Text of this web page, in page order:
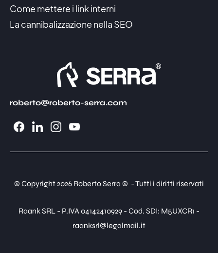
Come mettere i link interni
La cannibalizzazione nella SEO
roberto@roberto-serra.com
© Copyright 2026 Roberto Serra © - Tutti i diritti riservati
Raank SRL - P.IVA 04142410929 - Cod. SDI: M5UXCR1 -
raanksrl@legalmail.it